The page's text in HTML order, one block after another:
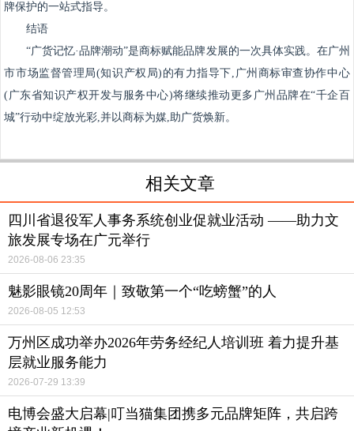
牌保护的一站式指导。
结语
“广货记忆·品牌潮动”是商标赋能品牌发展的一次具体实践。在广州
市市场监督管理局(知识产权局)的有力指导下,广州商标审查协作中心
(广东省知识产权开发与服务中心)将继续推动更多广州品牌在“千企百
城”行动中绽放光彩,并以商标为媒,助广货焕新。
相关文章
四川省退役军人事务系统创业促就业活动 ——助力文
旅发展专场在广元举行
2026-08-06 23:35
魅影眼镜20周年｜致敬第一个“吃螃蟹”的人
2026-08-05 12:53
万州区成功举办2026年劳务经纪人培训班 着力提升基
层就业服务能力
2026-07-29 13:39
电博会盛大启幕|叮当猫集团携多元品牌矩阵，共启跨